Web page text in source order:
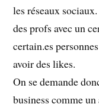
les réseaux
des profs avec un
certain.es
avoir des likes.
On se demande
business comme un